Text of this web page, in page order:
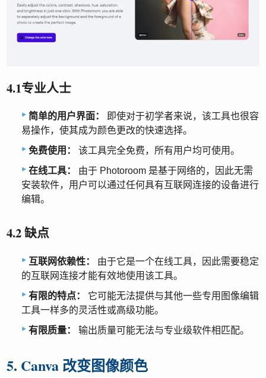
4.1专业人士
简单的用户界面：
即使对于初学者来说，该工具也很容
易操作，使其成为颜色更改的快速选择。
免费使用：
该工具完全免费，所有用户均可使用。
在线工具：
由于 Photoroom 是基于网络的，因此无需
安装软件，用户可以通过任何具有互联网连接的设备进行
编辑。
4.2 缺点
互联网依赖性：
由于它是一个在线工具，因此需要稳定
的互联网连接才能有效地使用该工具。
有限的特点：
它可能无法提供与其他一些专用图像编辑
工具一样多的灵活性或高级功能。
有限质量：
输出质量可能无法与专业级软件相匹配。
5. Canva 改变图像颜色